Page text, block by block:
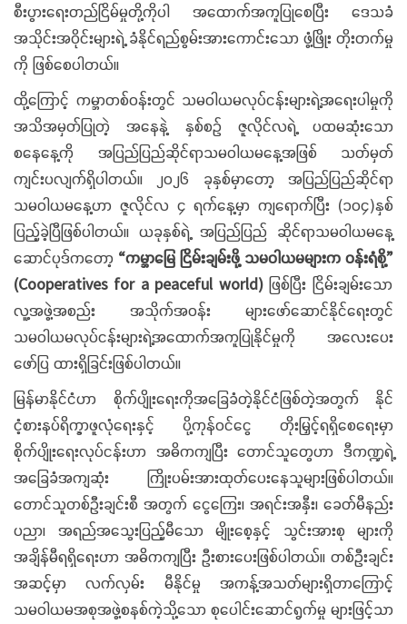
စီးပွားရေးတည်ငြိမ်မှုတို့ကိုပါ အထောက်အကူပြုစေပြီး ဒေသခံ
အသိုင်းအဝိုင်းများရဲ့ ခံနိုင်ရည်စွမ်းအားကောင်းသော ဖွံ့ဖြိုး တိုးတက်မှု
ကို ဖြစ်စေပါတယ်။
ထို့ကြောင့် ကမ္ဘာတစ်ဝန်းတွင် သမဝါယမလုပ်ငန်းများရဲ့အရေးပါမှုကို
အသိအမှတ်ပြုတဲ့ အနေနဲ့ နှစ်စဉ် ဇူလိုင်လရဲ့ ပထမဆုံးသော
စနေနေ့ကို အပြည်ပြည်ဆိုင်ရာသမဝါယမနေ့အဖြစ် သတ်မှတ်
ကျင်းပလျက်ရှိပါတယ်။ ၂၀၂၆ ခုနှစ်မှာတော့ အပြည်ပြည်ဆိုင်ရာ
သမဝါယမနေ့ဟာ ဇူလိုင်လ ၄ ရက်နေ့မှာ ကျရောက်ပြီး (၁၀၄)နှစ်
ပြည့်ခဲ့ပြီဖြစ်ပါတယ်။ ယခုနှစ်ရဲ့ အပြည်ပြည် ဆိုင်ရာသမဝါယမနေ့
ဆောင်ပုဒ်ကတော့ “ကမ္ဘာမြေ ငြိမ်းချမ်းဖို့ သမဝါယမများက ဝန်းရံစို့”
(Cooperatives for a peaceful world)ဖြစ်ပြီး ငြိမ်းချမ်းသော
လူ့အဖွဲ့အစည်း အသိုက်အဝန်း များဖော်ဆောင်နိုင်ရေးတွင်
သမဝါယမလုပ်ငန်းများရဲ့အထောက်အကူပြုနိုင်မှုကို အလေးပေး
ဖော်ပြ ထားရှိခြင်းဖြစ်ပါတယ်။
မြန်မာနိုင်ငံဟာ စိုက်ပျိုးရေးကိုအခြေခံတဲ့နိုင်ငံဖြစ်တဲ့အတွက် နိုင်
ငံ့စားနပ်ရိက္ခာဖူလုံရေးနှင့် ပို့ကုန်ဝင်ငွေ တိုးမြှင့်ရရှိစေရေးမှာ
စိုက်ပျိုးရေးလုပ်ငန်းဟာ အဓိကကျပြီး တောင်သူတွေဟာ ဒီကဏ္ဍရဲ့
အခြေခံအကျဆုံး ကြိုးပမ်းအားထုတ်ပေးနေသူများဖြစ်ပါတယ်။
တောင်သူတစ်ဦးချင်းစီ အတွက် ငွေကြေး၊ အရင်းအနှီး၊ ခေတ်မီနည်း
ပညာ၊ အရည်အသွေးပြည့်မီသော မျိုးစေ့နှင့် သွင်းအားစု များကို
အချိန်မီရရှိရေးဟာ အဓိကကျပြီး ဦးစားပေးဖြစ်ပါတယ်။ တစ်ဦးချင်း
အဆင့်မှာ လက်လှမ်း မီနိုင်မှု အကန့်အသတ်များရှိတာကြောင့်
သမဝါယမအစုအဖွဲ့စနစ်ကဲ့သို့သော စုပေါင်းဆောင်ရွက်မှု များဖြင့်သာ